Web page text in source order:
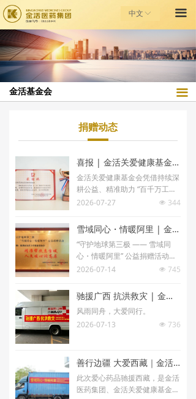
끀
首页
走进金活
金活健康之家
投资者关系
ꀅ
中文
捐赠动态
喜报 | 金活关爱健康基金会再度荣获广东省“6·30”助力乡村振兴活动通报表扬！
金活关爱健康基金会凭借持续深
耕公益、精准助力 “百千万工程”
的扎实行动再度荣获通报表扬
表彰）。
넶 344
2026-07-27
雪域同心・情暖阿里 | 金活捐赠依马打正红花油，守护地球第三极健康
“守护地球第三极 —— 雪域同
心・情暖阿里” 公益捐赠活动在
阿里高原圆满落地。
넶 745
2026-07-14
驰援广西 抗洪救灾 | 金活捐赠依马打正红花油驰援广西洪涝灾区
风雨同舟，大爱同行。
넶 736
2026-07-13
善行边疆 大爱西藏｜金活爱心物资依马打正红花油顺利运抵拉萨
此次爱心药品驰援西藏，是金活
医药集团、金活关爱健康基金会
金活基金会 끀
基本信息
章程制度
公益项目
信息公示